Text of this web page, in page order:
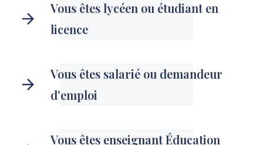
Vous êtes lycéen ou étudiant en
licence
Vous êtes salarié ou demandeur
d'emploi
Vous êtes enseignant Éducation